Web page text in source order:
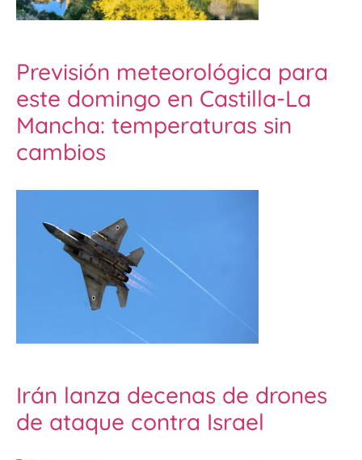
Previsión meteorológica para
este domingo en Castilla-La
Mancha: temperaturas sin
cambios
Irán lanza decenas de drones
de ataque contra Israel